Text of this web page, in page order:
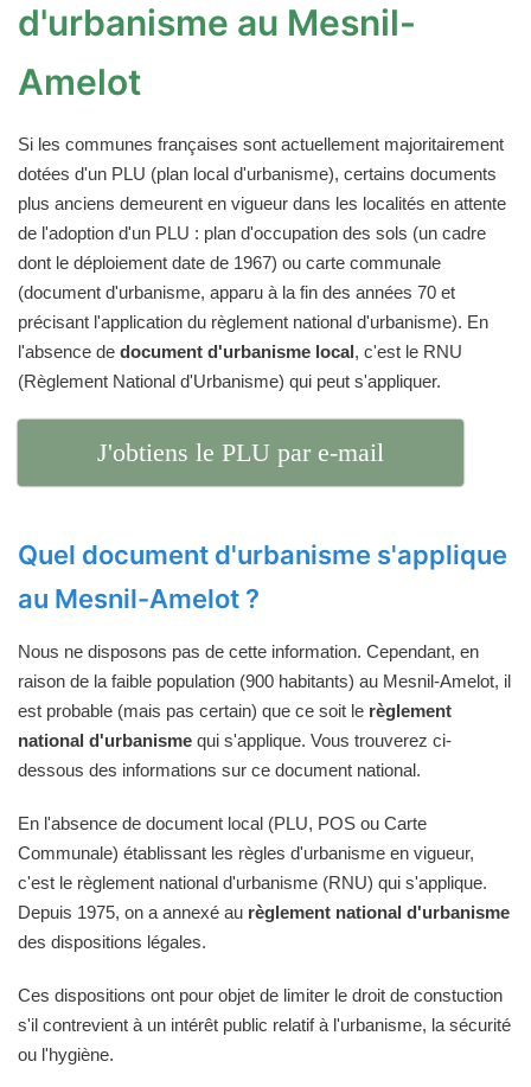
d'urbanisme au Mesnil-
Amelot
Si les communes françaises sont actuellement majoritairement
dotées d'un PLU (plan local d'urbanisme), certains documents
plus anciens demeurent en vigueur dans les localités en attente
de l'adoption d'un PLU : plan d'occupation des sols (un cadre
dont le déploiement date de 1967) ou carte communale
(document d'urbanisme, apparu à la fin des années 70 et
précisant l'application du règlement national d'urbanisme). En
l'absence de document d'urbanisme local, c'est le RNU
(Règlement National d'Urbanisme) qui peut s'appliquer.
J'obtiens le PLU par e-mail
Quel document d'urbanisme s'applique
au Mesnil-Amelot ?
Nous ne disposons pas de cette information. Cependant, en
raison de la faible population (900 habitants) au Mesnil-Amelot, il
est probable (mais pas certain) que ce soit le règlement
national d'urbanisme qui s'applique. Vous trouverez ci-
dessous des informations sur ce document national.
En l'absence de document local (PLU, POS ou Carte
Communale) établissant les règles d'urbanisme en vigueur,
c'est le règlement national d'urbanisme (RNU) qui s'applique.
Depuis 1975, on a annexé au règlement national d'urbanisme
des dispositions légales.
Ces dispositions ont pour objet de limiter le droit de constuction
s'il contrevient à un intérêt public relatif à l'urbanisme, la sécurité
ou l'hygiène.